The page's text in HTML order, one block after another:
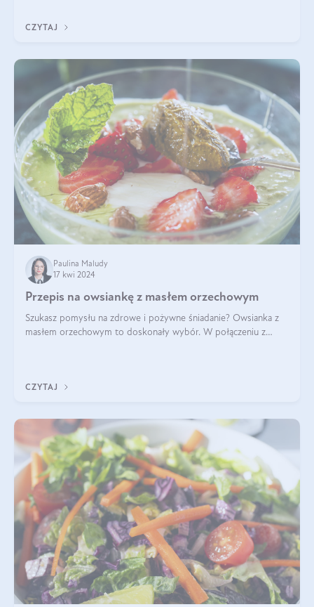
CZYTAJ
Paulina Maludy
17 kwi 2024
Przepis na owsiankę z masłem orzechowym
Szukasz pomysłu na zdrowe i pożywne śniadanie? Owsianka z
masłem orzechowym to doskonały wybór. W połączeniu z
CZYTAJ